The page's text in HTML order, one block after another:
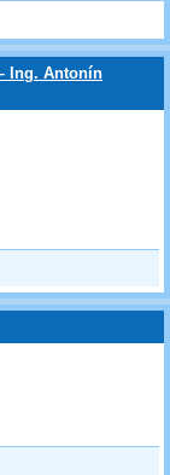
Ing. Antonín